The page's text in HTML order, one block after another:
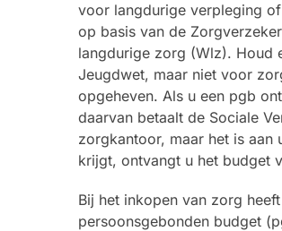
voor langdurige verpleging
op basis van de
langdurige zorg (Wlz). Houd
Jeugdwet, maar niet voor
opgeheven. Als u een pgb
daarvan betaalt de Sociale
zorgkantoor, maar het is aan
krijgt, ontvangt u het budget
Bij het inkopen van zorg
persoonsgebonden budget